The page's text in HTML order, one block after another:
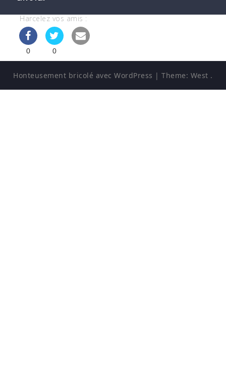
Harcelez vos amis :
0 0
Honteusement bricolé avec WordPress |Theme: West .